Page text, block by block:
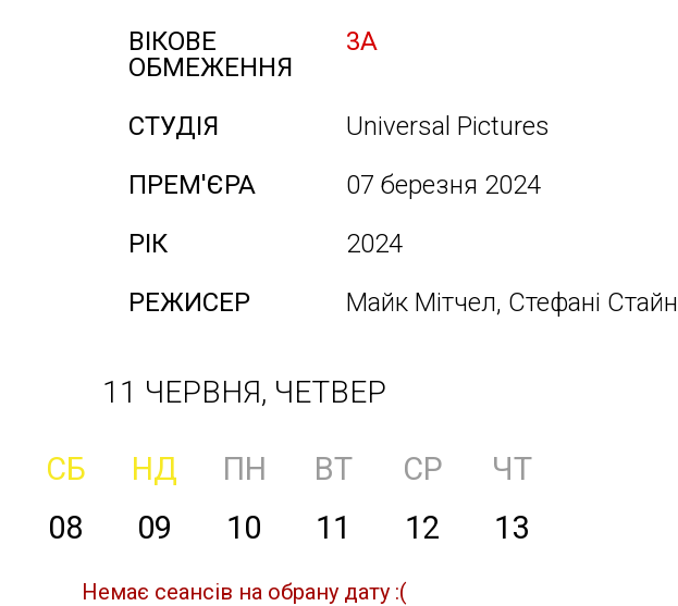
ВІКОВЕ
ОБМЕЖЕННЯ
3А
СТУДІЯ
Universal Pictures
ПРЕМ'ЄРА
07 березня 2024
РІК
2024
РЕЖИСЕР
Майк Мітчел, Стефані Стайн
11 ЧЕРВНЯ, ЧЕТВЕР
СБ НД ПН ВТ СР
ЧТ
08 09 10 11 12 13
Немає сеансів на обрану дату :(